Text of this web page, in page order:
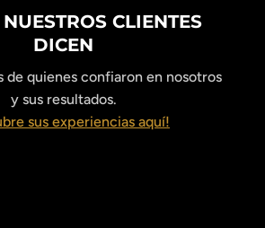
CLIENTES
DICEN
de quienes confiaron en nosotros
y sus resultados.
sus experiencias aquí!